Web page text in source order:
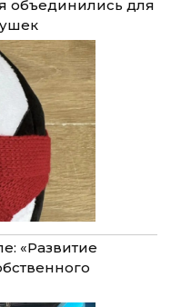
объединились для
«Развитие